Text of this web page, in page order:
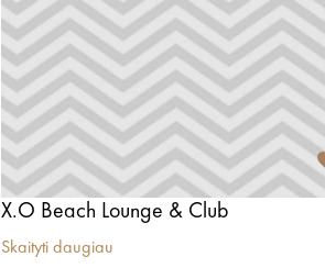
X.O Beach Lounge & Club
Skaityti daugiau